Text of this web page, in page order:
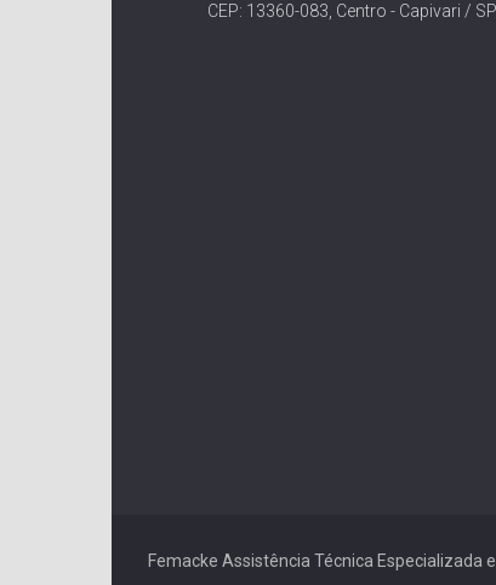
CEP: 13360-083, Centro - Capivari / SP
Femacke Assistência Técnica